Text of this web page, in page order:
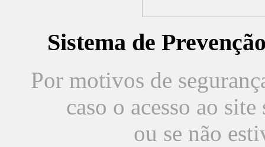
Sistema de
Por motivos de
caso o acesso ao
ou se não